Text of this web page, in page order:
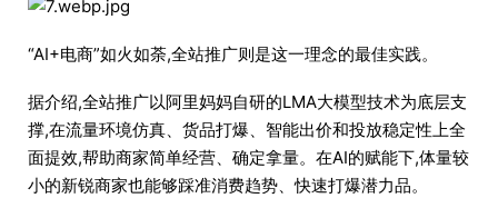
“AI+电商”如火如荼,全站推广则是这一理念的最佳实践。
据介绍,全站推广以阿里妈妈自研的LMA大模型技术为底层支
撑,在流量环境仿真、货品打爆、智能出价和投放稳定性上全
面提效,帮助商家简单经营、确定拿量。在AI的赋能下,体量较
小的新锐商家也能够踩准消费趋势、快速打爆潜力品。